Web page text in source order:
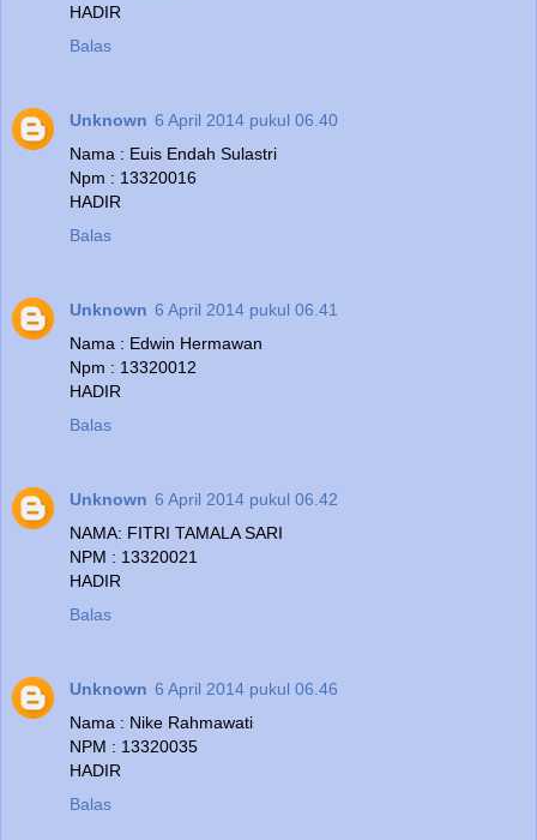
HADIR
Balas
Unknown 6 April 2014 pukul 06.40
Nama : Euis Endah Sulastri
Npm : 13320016
HADIR
Balas
Unknown 6 April 2014 pukul 06.41
Nama : Edwin Hermawan
Npm : 13320012
HADIR
Balas
Unknown 6 April 2014 pukul 06.42
NAMA: FITRI TAMALA SARI
NPM : 13320021
HADIR
Balas
Unknown 6 April 2014 pukul 06.46
Nama : Nike Rahmawati
NPM : 13320035
HADIR
Balas